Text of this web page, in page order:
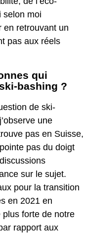
moi
en retrouvant un
pas aux réels
qui
bashing ?
de ski-
une
pas en Suisse,
pas du doigt
sur le sujet.
pour la transition
en 2021 en
forte de notre
rapport aux